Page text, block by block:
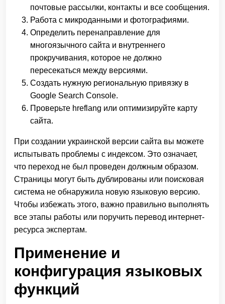
почтовые рассылки, контакты и все сообщения.
Работа с микроданными и фотографиями.
Определить перенаправление для
многоязычного сайта и внутреннего
прокручивания, которое не должно
пересекаться между версиями.
Создать нужную региональную привязку в
Google Search Console.
Проверьте hreflang или оптимизируйте карту
сайта.
При создании украинской версии сайта вы можете
испытывать проблемы с индексом. Это означает,
что переход не был проведен должным образом.
Страницы могут быть дублированы или поисковая
система не обнаружила новую языковую версию.
Чтобы избежать этого, важно правильно выполнять
все этапы работы или поручить перевод интернет-
ресурса экспертам.
Применение и
конфигурация языковых
функций